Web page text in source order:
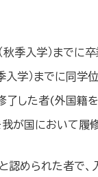
季入学）までに
学）までに同学
了した者(外国籍
が国において履
認められた者で